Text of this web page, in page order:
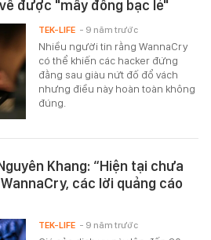
được "mấy đồng bạc lẻ"
Nhiều người tin rằng WannaCry
có thể khiến các hacker đứng
đằng sau giàu nứt đố đổ vách
nhưng điều này hoàn toàn không
đúng.
TEK-LIFE - 9 năm trước
Khang: “Hiện tại chưa
các lời quảng cáo
TEK-LIFE - 9 năm trước